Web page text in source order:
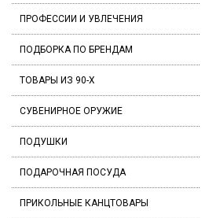
ПРОФЕССИИ И УВЛЕЧЕНИЯ
ПОДБОРКА ПО БРЕНДАМ
ТОВАРЫ ИЗ 90-Х
СУВЕНИРНОЕ ОРУЖИЕ
ПОДУШКИ
ПОДАРОЧНАЯ ПОСУДА
ПРИКОЛЬНЫЕ КАНЦТОВАРЫ